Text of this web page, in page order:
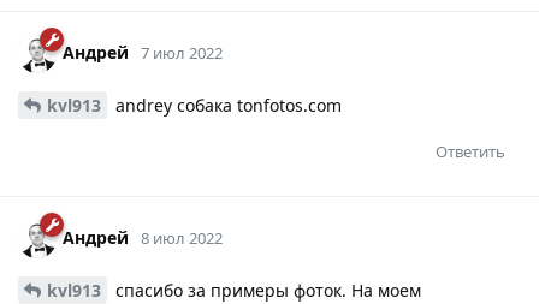
Андрей 7 июл 2022
kvl913 andrey собака tonfotos.com
Ответить
Андрей 8 июл 2022
kvl913
спасибо за примеры фоток. На моем